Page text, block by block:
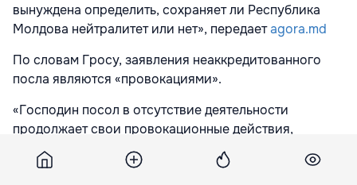
вынуждена определить, сохраняет ли Республика
Молдова нейтралитет или нет», передаетagora.md
По словам Гросу, заявления неаккредитованного
посла являются «провокациями».
«Господин посол в отсутствие деятельности
продолжает свои провокационные действия,
всевозможные инсинуации, оставаясь при этом
единственным неаккредитованным послом. Поэтому,